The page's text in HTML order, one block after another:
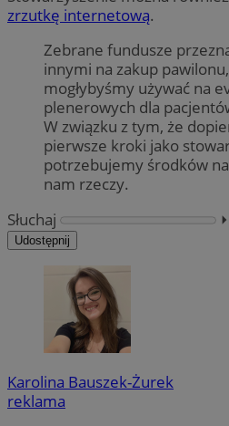
zrzutkę internetową.
Zebrane fundusze
innymi na zakup
mogłybyśmy używać na
plenerowych dla
W związku z tym, że
pierwsze kroki jako
potrzebujemy środków
nam rzeczy.
Słuchaj
⏵︎
Udostępnij
Karolina Bauszek-Żurek
reklama